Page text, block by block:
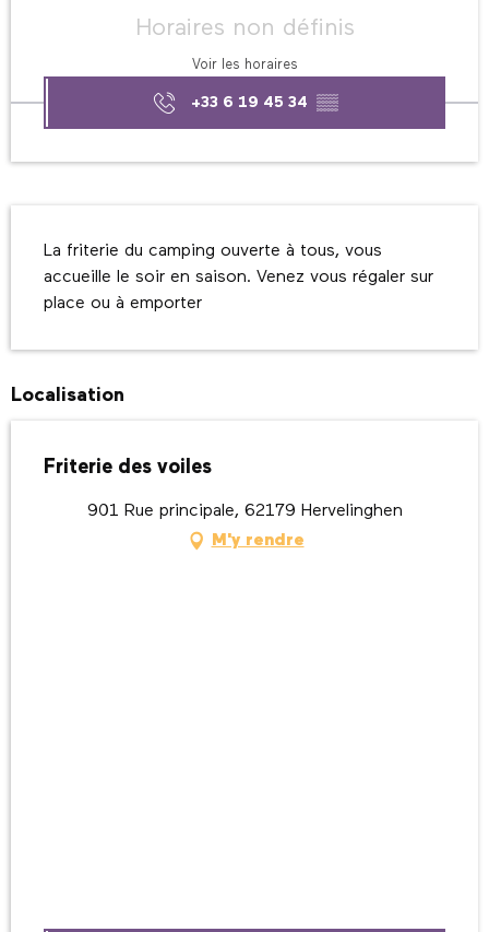
Horaires non définis
Voir les horaires
+33 6 19 45 34 ▒▒
La friterie du camping ouverte à tous, vous
accueille le soir en saison. Venez vous régaler sur
place ou à emporter
Localisation
Friterie des voiles
901 Rue principale, 62179 Hervelinghen
M'y rendre